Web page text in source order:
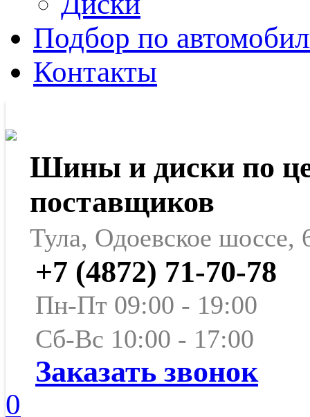
Подбор по
Контакты
Шины и диски по
поставщиков
Тула, Одоевское шоссе,
+7 (4872) 71-70-78
Пн-Пт 09:00 - 19:00
Сб-Вс 10:00 - 17:00
Заказать звонок
0